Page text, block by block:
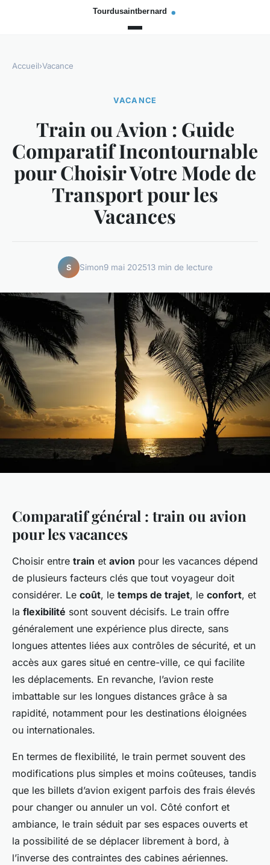
Accueil›Vacance
VACANCE
Train ou Avion : Guide
Comparatif Incontournable
pour Choisir Votre Mode de
Transport pour les
Vacances
S Simon9 mai 202513 min de lecture
Comparatif général : train ou avion
pour les vacances
Choisir entre train et avion pour les vacances dépend
de plusieurs facteurs clés que tout voyageur doit
considérer. Le coût, le temps de trajet, le confort, et
la flexibilité sont souvent décisifs. Le train offre
généralement une expérience plus directe, sans
longues attentes liées aux contrôles de sécurité, et un
accès aux gares situé en centre-ville, ce qui facilite
les déplacements. En revanche, l’avion reste
imbattable sur les longues distances grâce à sa
rapidité, notamment pour les destinations éloignées
ou internationales.
En termes de flexibilité, le train permet souvent des
modifications plus simples et moins coûteuses, tandis
que les billets d’avion exigent parfois des frais élevés
pour changer ou annuler un vol. Côté confort et
ambiance, le train séduit par ses espaces ouverts et
la possibilité de se déplacer librement à bord, à
l’inverse des contraintes des cabines aériennes.